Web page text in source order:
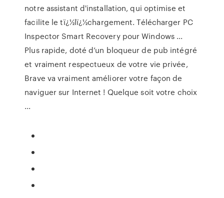
notre assistant d'installation, qui optimise et
facilite le tï¿½lï¿½chargement. Télécharger PC
Inspector Smart Recovery pour Windows ...
Plus rapide, doté d’un bloqueur de pub intégré
et vraiment respectueux de votre vie privée,
Brave va vraiment améliorer votre façon de
naviguer sur Internet ! Quelque soit votre choix
...